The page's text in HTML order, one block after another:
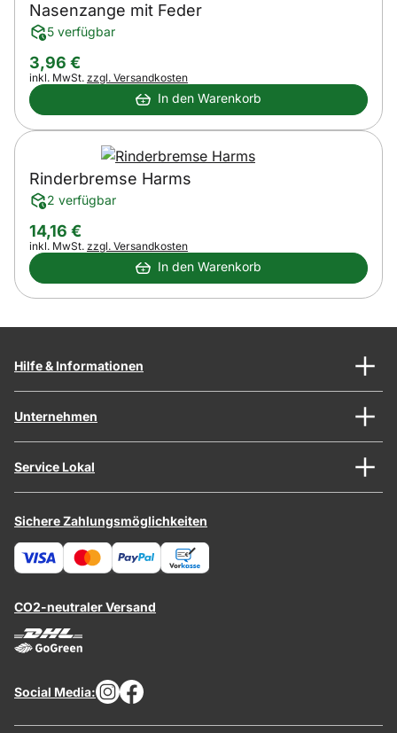
Nasenzange mit Feder
5 verfügbar
3,96 €
Steuerhinweis:
inkl. MwSt. zzgl. Versandkosten
In den Warenkorb
Rinderbremse Harms
2 verfügbar
14,16 €
Steuerhinweis:
inkl. MwSt. zzgl. Versandkosten
In den Warenkorb
Hilfe & Informationen
Unternehmen
Service Lokal
Sichere Zahlungsmöglichkeiten
CO2-neutraler Versand
Social Media: